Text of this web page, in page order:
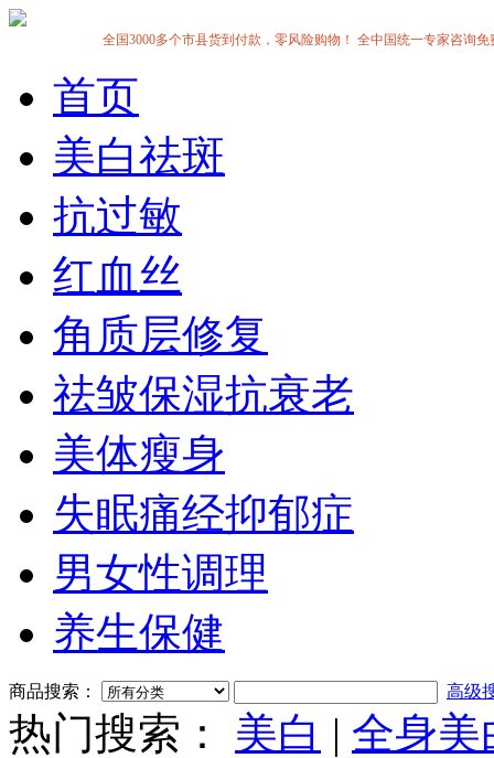
全国3000多个市县货到付款，零风险购物！ 全中国统一专家咨询免
首页
美白祛斑
抗过敏
红血丝
角质层修复
祛皱保湿抗衰老
美体瘦身
失眠痛经抑郁症
男女性调理
养生保健
商品搜索： 高级
热门搜索： 美白 | 全身美